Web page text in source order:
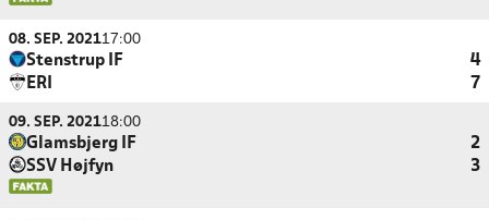
08. SEP. 202117:00
Stenstrup IF
4
ERI
7
09. SEP. 202118:00
Glamsbjerg IF
2
SSV Højfyn
3